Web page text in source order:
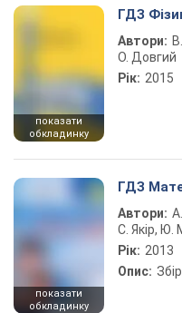
показати
обкладинку
ГДЗ
Автори:
О. Довгий
Рік: 2015
показати
обкладинку
ГДЗ
Автори:
С. Якір, Ю.
Рік: 2013
Опис: